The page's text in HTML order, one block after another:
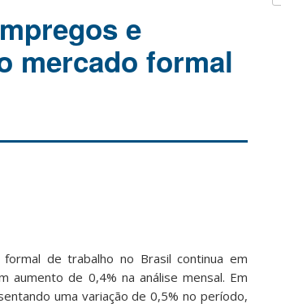
e
mercado formal
de trabalho no Brasil continua em
aumento de 0,4% na análise mensal. Em
uma variação de 0,5% no período,